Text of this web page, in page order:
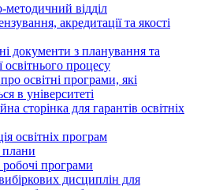
методичний відділ
акредитації та якості
документи з планування та
освітнього процесу
освітні програми, які
в університеті
сторінка для гарантів освітніх
освітніх програм
плани
програми
дисциплін для